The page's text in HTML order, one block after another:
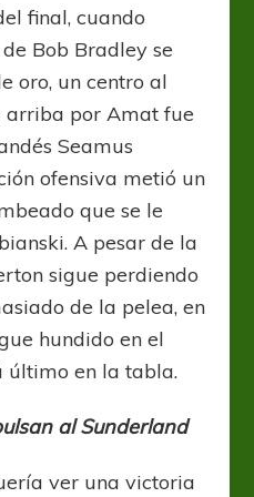
final, cuando
Bob Bradley se
oro, un centro al
arriba por Amat fue
Seamus
ofensiva metió un
que se le
A pesar de la
sigue perdiendo
de la pelea, en
hundido en el
último en la tabla.
al Sunderland
ver una victoria